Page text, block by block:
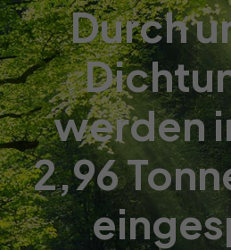
Durch
werden
2,96